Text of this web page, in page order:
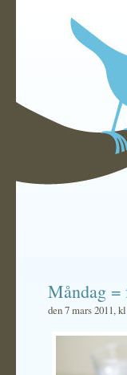
Måndag =
den 7 mars 2011,